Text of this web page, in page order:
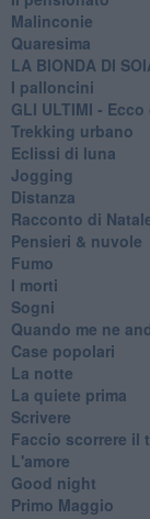
Malinconie
Quaresima
LA BIONDA DI
I palloncini
GLI ULTIMI -
Trekking urbano
Eclissi di luna
Jogging
Distanza
Racconto di
Pensieri & nuvole
Fumo
I morti
Sogni
Quando me ne
Case popolari
La notte
La quiete prima
Scrivere
Faccio scorrere il
L'amore
Good night
Primo Maggio